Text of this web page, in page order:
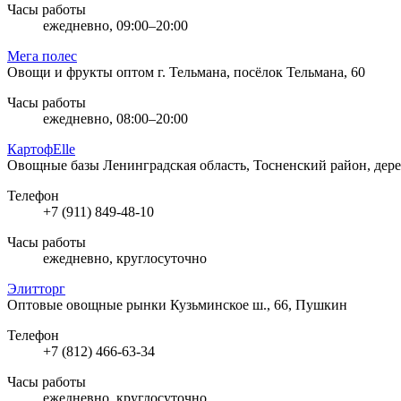
Часы работы
ежедневно, 09:00–20:00
Мега полес
Овощи и фрукты оптом г. Тельмана, посёлок Тельмана, 60
Часы работы
ежедневно, 08:00–20:00
КартофElle
Овощные базы Ленинградская область, Тосненский район,
Телефон
+7 (911) 849-48-10
Часы работы
ежедневно, круглосуточно
Элитторг
Оптовые овощные рынки Кузьминское ш., 66, Пушкин
Телефон
+7 (812) 466-63-34
Часы работы
ежедневно, круглосуточно